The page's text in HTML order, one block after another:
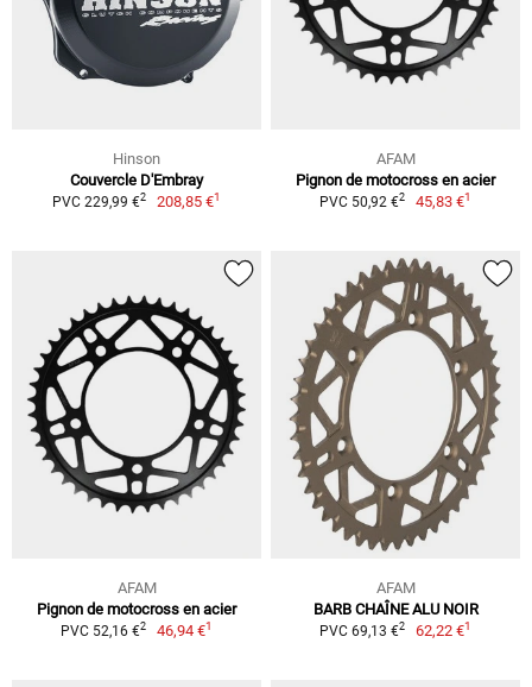
Hinson
Couvercle D'Embray
PVC 229,99 €2 208,85 €1
AFAM
Pignon de motocross en acier
PVC 50,92 €2 45,83 €1
AFAM
Pignon de motocross en acier
PVC 52,16 €2 46,94 €1
AFAM
BARB CHAÎNE ALU NOIR
PVC 69,13 €2 62,22 €1